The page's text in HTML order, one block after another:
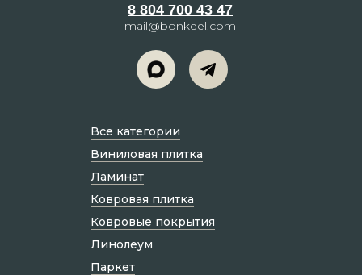
8 804 700 43 47
mail@bonkeel.com
Все категории
Виниловая плитка
Ламинат
Ковровая плитка
Ковровые покрытия
Линолеум
Паркет